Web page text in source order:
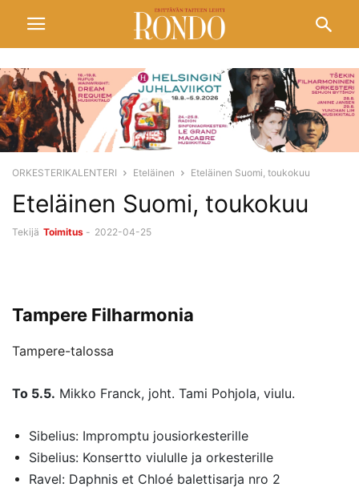
ORKESTERIKALENTERI Eteläinen Eteläinen Suomi, toukokuu
Eteläinen Suomi, toukokuu
Tekijä Toimitus - 2022-04-25
Tampere Filharmonia
Tampere-talossa
To 5.5. Mikko Franck, joht. Tami Pohjola, viulu.
Sibelius: Impromptu jousiorkesterille
Sibelius: Konsertto viululle ja orkesterille
Ravel: Daphnis et Chloé balettisarja nro 2